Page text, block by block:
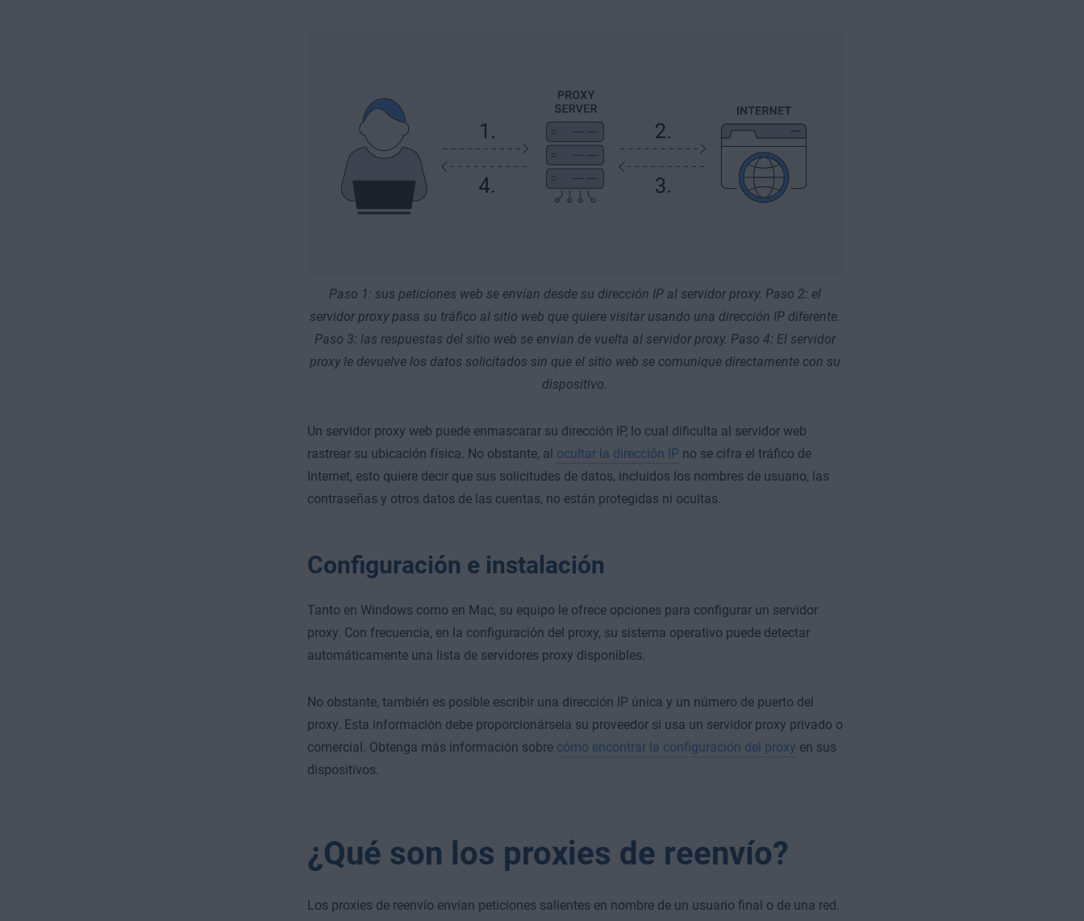
Paso 1: sus peticiones web se envían desde su dirección IP al servidor proxy. Paso 2: el
servidor proxy pasa su tráfico al sitio web que quiere visitar usando una dirección IP diferente.
Paso 3: las respuestas del sitio web se envían de vuelta al servidor proxy. Paso 4: El servidor
proxy le devuelve los datos solicitados sin que el sitio web se comunique directamente con su
dispositivo.
Un servidor proxy web puede enmascarar su dirección IP, lo cual dificulta al servidor web
rastrear su ubicación física. No obstante, al ocultar la dirección IP no se cifra el tráfico de
Internet, esto quiere decir que sus solicitudes de datos, incluidos los nombres de usuario, las
contraseñas y otros datos de las cuentas, no están protegidas ni ocultas.
Configuración e instalación
Tanto en Windows como en Mac, su equipo le ofrece opciones para configurar un servidor
proxy. Con frecuencia, en la configuración del proxy, su sistema operativo puede detectar
automáticamente una lista de servidores proxy disponibles.
No obstante, también es posible escribir una dirección IP única y un número de puerto del
proxy. Esta información debe proporcionársela su proveedor si usa un servidor proxy privado o
comercial. Obtenga más información sobre cómo encontrar la configuración del proxy en sus
dispositivos.
¿Qué son los proxies de reenvío?
Los proxies de reenvío envían peticiones salientes en nombre de un usuario final o de una red.